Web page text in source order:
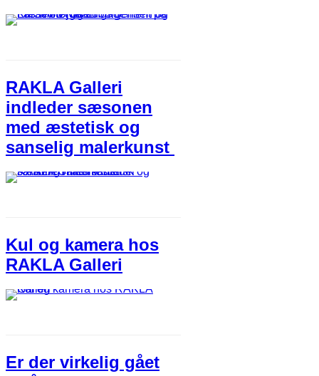
RAKLA Galleri
indleder sæsonen
med æstetisk og
sanselig malerkunst
Kul og kamera hos
RAKLA Galleri
Er der virkelig gået